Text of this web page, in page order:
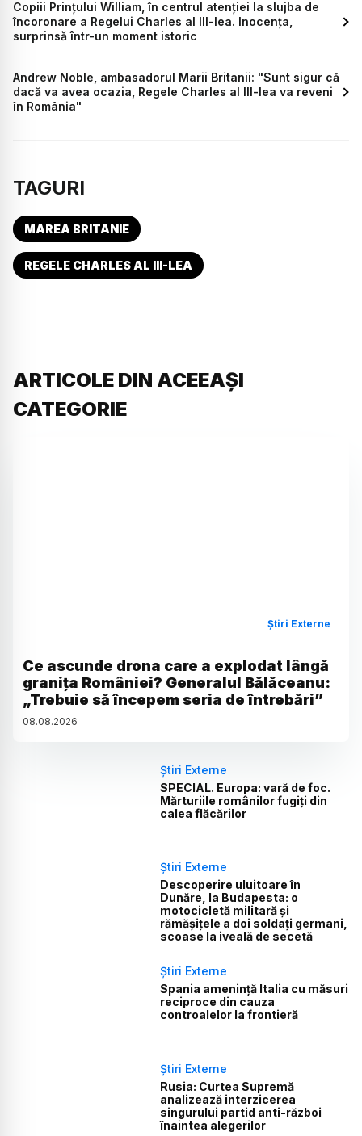
Copiii Prințului William, în centrul atenției la slujba de
încoronare a Regelui Charles al III-lea. Inocența,
surprinsă într-un moment istoric
Andrew Noble, ambasadorul Marii Britanii: "Sunt sigur că
dacă va avea ocazia, Regele Charles al III-lea va reveni
în România"
TAGURI
MAREA BRITANIE
REGELE CHARLES AL III-LEA
ARTICOLE DIN ACEEAȘI
CATEGORIE
Știri Externe
Ce ascunde drona care a explodat lângă
granița României? Generalul Bălăceanu:
„Trebuie să începem seria de întrebări”
08.08.2026
Știri Externe
SPECIAL. Europa: vară de foc.
Mărturiile românilor fugiți din
calea flăcărilor
Știri Externe
Descoperire uluitoare în
Dunăre, la Budapesta: o
motocicletă militară și
rămășițele a doi soldați germani,
scoase la iveală de secetă
Știri Externe
Spania amenință Italia cu măsuri
reciproce din cauza
controalelor la frontieră
Știri Externe
Rusia: Curtea Supremă
analizează interzicerea
singurului partid anti-război
înaintea alegerilor